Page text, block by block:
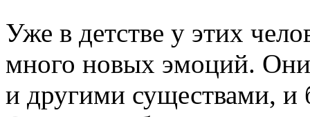
Уже в детстве у этих
много новых эмоций.
и другими существами,